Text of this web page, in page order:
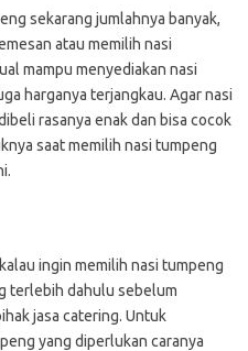
sekarang jumlahnya banyak,
atau memilih nasi
mampu menyediakan nasi
harganya terjangkau. Agar nasi
rasanya enak dan bisa cocok
saat memilih nasi tumpeng
ingin memilih nasi tumpeng
terlebih dahulu sebelum
jasa catering. Untuk
yang diperlukan caranya